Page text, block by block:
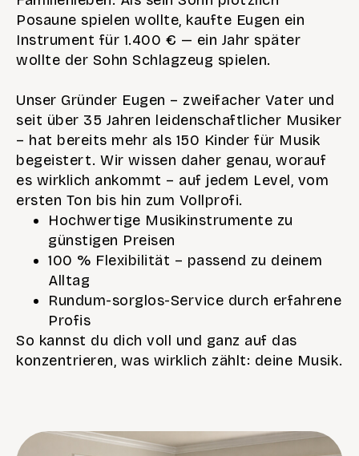
Posaune spielen wollte, kaufte Eugen ein
Instrument für 1.400 € — ein Jahr später
wollte der Sohn Schlagzeug spielen.
Unser Gründer Eugen – zweifacher Vater und
seit über 35 Jahren leidenschaftlicher Musiker
– hat bereits mehr als 150 Kinder für Musik
begeistert. Wir wissen daher genau, worauf
es wirklich ankommt – auf jedem Level, vom
ersten Ton bis hin zum Vollprofi.
Hochwertige Musikinstrumente zu
günstigen Preisen
100 % Flexibilität – passend zu deinem
Alltag
Rundum-sorglos-Service durch erfahrene
Profis
So kannst du dich voll und ganz auf das
konzentrieren, was wirklich zählt: deine Musik.